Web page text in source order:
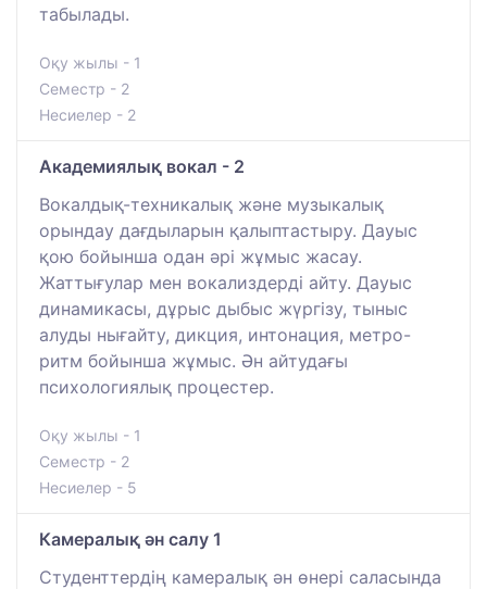
табылады.
Оқу жылы - 1
Семестр - 2
Несиелер - 2
Академиялық вокал - 2
Вокалдық-техникалық және музыкалық
орындау дағдыларын қалыптастыру. Дауыс
қою бойынша одан әрі жұмыс жасау.
Жаттығулар мен вокализдерді айту. Дауыс
динамикасы, дұрыс дыбыс жүргізу, тыныс
алуды нығайту, дикция, интонация, метро-
ритм бойынша жұмыс. Ән айтудағы
психологиялық процестер.
Оқу жылы - 1
Семестр - 2
Несиелер - 5
Камералық ән салу 1
Студенттердің камералық ән өнері саласында